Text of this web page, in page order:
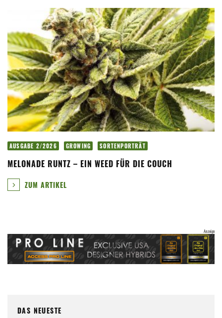
AUSGABE 2/2026 GROWING SORTENPORTRÄT
MELONADE RUNTZ – EIN WEED FÜR DIE COUCH
ZUM ARTIKEL
DAS NEUESTE